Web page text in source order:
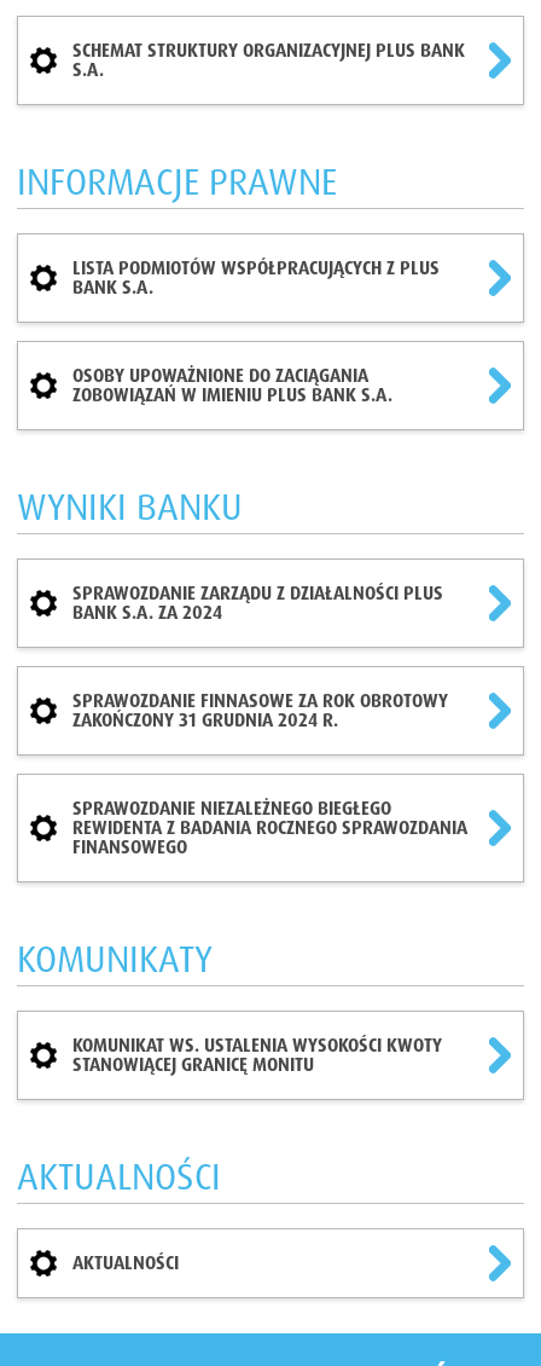
SCHEMAT STRUKTURY ORGANIZACYJNEJ PLUS BANK
S.A.
INFORMACJE PRAWNE
LISTA PODMIOTÓW WSPÓŁPRACUJĄCYCH Z PLUS
BANK S.A.
OSOBY UPOWAŻNIONE DO ZACIĄGANIA
ZOBOWIĄZAŃ W IMIENIU PLUS BANK S.A.
WYNIKI BANKU
SPRAWOZDANIE ZARZĄDU Z DZIAŁALNOŚCI PLUS
BANK S.A. ZA 2024
SPRAWOZDANIE FINNASOWE ZA ROK OBROTOWY
ZAKOŃCZONY 31 GRUDNIA 2024 R.
SPRAWOZDANIE NIEZALEŻNEGO BIEGŁEGO
REWIDENTA Z BADANIA ROCZNEGO SPRAWOZDANIA
FINANSOWEGO
KOMUNIKATY
KOMUNIKAT WS. USTALENIA WYSOKOŚCI KWOTY
STANOWIĄCEJ GRANICĘ MONITU
AKTUALNOŚCI
AKTUALNOŚCI